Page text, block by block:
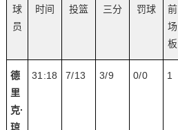
球
员
时间 投篮 三分 罚球
前
场
板
德
里
克·
琼
31:18 7/13 3/9 0/0 1